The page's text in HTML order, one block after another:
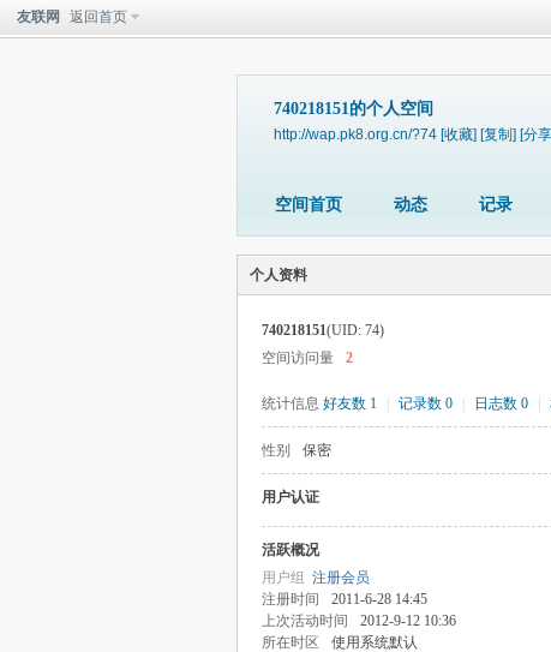
友联网 返回首页
740218151的个人空间
http://wap.pk8.org.cn/?74 [收藏] [复制] [分
空间首页 动态 记录
个人资料
740218151(UID: 74)
空间访问量
2
统计信息 好友数 1 记录数 0 日志数 0
性别 保密
用户认证
活跃概况
用户组 注册会员
注册时间
2011-6-28 14:45
上次活动时间
2012-9-12 10:36
所在时区
使用系统默认